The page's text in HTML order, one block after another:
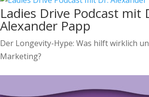
Ladies Drive Podcast mit
Alexander Papp
Der Longevity-Hype: Was hilft wirklich
Marketing?